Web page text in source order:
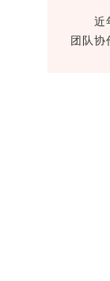
近
团队协